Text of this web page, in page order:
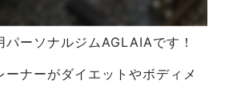
ーソナルジムAGLAIAです！
ナーがダイエットやボディメ